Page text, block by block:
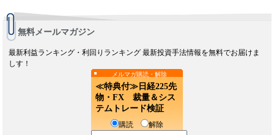
無料メールマガジン
最新利益ランキング・利回りランキング 最新投資手法情報を無料でお届けま
しす！
メルマガ購読・解除
≪特典付≫日経225先
物・FX 裁量＆シス
テムトレード検証
購読 解除